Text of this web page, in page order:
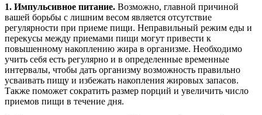
1. Импульсивное питание. Возможно, главной причиной
вашей борьбы с лишним весом является отсутствие
регулярности при приеме пищи. Неправильный режим еды и
перекусы между приемами пищи могут привести к
повышенному накоплению жира в организме. Необходимо
учить себя есть регулярно и в определенные временные
интервалы, чтобы дать организму возможность правильно
усваивать пищу и избежать накопления жировых запасов.
Также поможет сократить размер порций и увеличить число
приемов пищи в течение дня.